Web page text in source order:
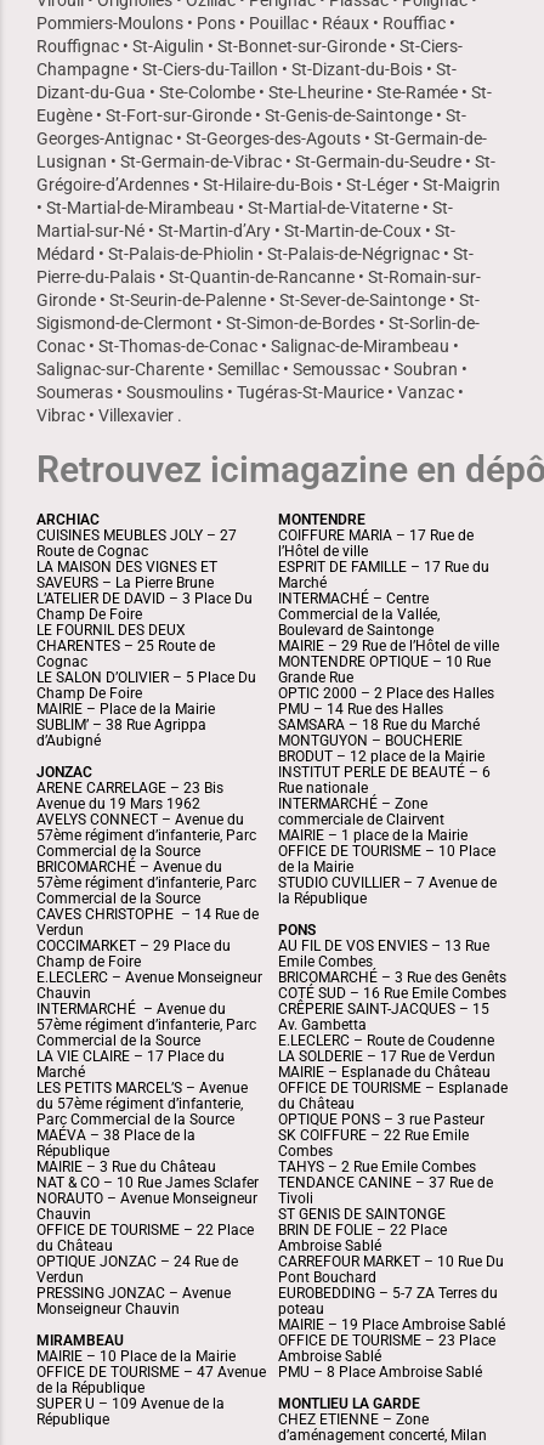
Pommiers-Moulons • Pons • Pouillac • Réaux • Rouffiac •
Rouffignac • St-Aigulin • St-Bonnet-sur-Gironde • St-Ciers-
Champagne • St-Ciers-du-Taillon • St-Dizant-du-Bois • St-
Dizant-du-Gua • Ste-Colombe • Ste-Lheurine • Ste-Ramée • St-
Eugène • St-Fort-sur-Gironde • St-Genis-de-Saintonge • St-
Georges-Antignac • St-Georges-des-Agouts • St-Germain-de-
Lusignan • St-Germain-de-Vibrac • St-Germain-du-Seudre • St-
Grégoire-d’Ardennes • St-Hilaire-du-Bois • St-Léger • St-Maigrin
• St-Martial-de-Mirambeau • St-Martial-de-Vitaterne • St-
Martial-sur-Né • St-Martin-d’Ary • St-Martin-de-Coux • St-
Médard • St-Palais-de-Phiolin • St-Palais-de-Négrignac • St-
Pierre-du-Palais • St-Quantin-de-Rancanne • St-Romain-sur-
Gironde • St-Seurin-de-Palenne • St-Sever-de-Saintonge • St-
Sigismond-de-Clermont • St-Simon-de-Bordes • St-Sorlin-de-
Conac • St-Thomas-de-Conac • Salignac-de-Mirambeau •
Salignac-sur-Charente • Semillac • Semoussac • Soubran •
Soumeras • Sousmoulins • Tugéras-St-Maurice • Vanzac •
Vibrac • Villexavier .
Retrouvez icimagazine en
ARCHIAC
CUISINES MEUBLES JOLY – 27
Route de Cognac
LA MAISON DES VIGNES ET
SAVEURS – La Pierre Brune
L’ATELIER DE DAVID – 3 Place Du
Champ De Foire
LE FOURNIL DES DEUX
CHARENTES – 25 Route de
Cognac
LE SALON D’OLIVIER – 5 Place Du
Champ De Foire
MAIRIE – Place de la Mairie
SUBLIM’ – 38 Rue Agrippa
d’Aubigné
JONZAC
ARENE CARRELAGE – 23 Bis
Avenue du 19 Mars 1962
AVELYS CONNECT – Avenue du
57ème régiment d’infanterie, Parc
Commercial de la Source
BRICOMARCHÉ – Avenue du
57ème régiment d’infanterie, Parc
Commercial de la Source
CAVES CHRISTOPHE – 14 Rue de
Verdun
COCCIMARKET – 29 Place du
Champ de Foire
E.LECLERC – Avenue Monseigneur
Chauvin
INTERMARCHÉ – Avenue du
57ème régiment d’infanterie, Parc
Commercial de la Source
LA VIE CLAIRE – 17 Place du
Marché
LES PETITS MARCEL’S – Avenue
du 57ème régiment d’infanterie,
Parc Commercial de la Source
MAÉVA – 38 Place de la
République
MAIRIE – 3 Rue du Château
NAT & CO – 10 Rue James Sclafer
NORAUTO – Avenue Monseigneur
Chauvin
OFFICE DE TOURISME – 22 Place
du Château
OPTIQUE JONZAC – 24 Rue de
Verdun
PRESSING JONZAC – Avenue
Monseigneur Chauvin
MIRAMBEAU
MAIRIE – 10 Place de la Mairie
OFFICE DE TOURISME – 47 Avenue
de la République
SUPER U – 109 Avenue de la
République
MONTENDRE
COIFFURE MARIA – 17 Rue de
l’Hôtel de ville
ESPRIT DE FAMILLE – 17 Rue du
Marché
INTERMACHÉ – Centre
Commercial de la Vallée,
Boulevard de Saintonge
MAIRIE – 29 Rue de l’Hôtel de ville
MONTENDRE OPTIQUE – 10 Rue
Grande Rue
OPTIC 2000 – 2 Place des Halles
PMU – 14 Rue des Halles
SAMSARA – 18 Rue du Marché
MONTGUYON – BOUCHERIE
BRODUT – 12 place de la Mairie
INSTITUT PERLE DE BEAUTÉ – 6
Rue nationale
INTERMARCHÉ – Zone
commerciale de Clairvent
MAIRIE – 1 place de la Mairie
OFFICE DE TOURISME – 10 Place
de la Mairie
STUDIO CUVILLIER – 7 Avenue de
la République
PONS
AU FIL DE VOS ENVIES – 13 Rue
Emile Combes
BRICOMARCHÉ – 3 Rue des Genêts
COTÉ SUD – 16 Rue Emile Combes
CRÊPERIE SAINT-JACQUES – 15
Av. Gambetta
E.LECLERC – Route de Coudenne
LA SOLDERIE – 17 Rue de Verdun
MAIRIE – Esplanade du Château
OFFICE DE TOURISME – Esplanade
du Château
OPTIQUE PONS – 3 rue Pasteur
SK COIFFURE – 22 Rue Emile
Combes
TAHYS – 2 Rue Emile Combes
TENDANCE CANINE – 37 Rue de
Tivoli
ST GENIS DE SAINTONGE
BRIN DE FOLIE – 22 Place
Ambroise Sablé
CARREFOUR MARKET – 10 Rue Du
Pont Bouchard
EUROBEDDING – 5-7 ZA Terres du
poteau
MAIRIE – 19 Place Ambroise Sablé
OFFICE DE TOURISME – 23 Place
Ambroise Sablé
PMU – 8 Place Ambroise Sablé
MONTLIEU LA GARDE
CHEZ ETIENNE – Zone
d’aménagement concerté, Milan